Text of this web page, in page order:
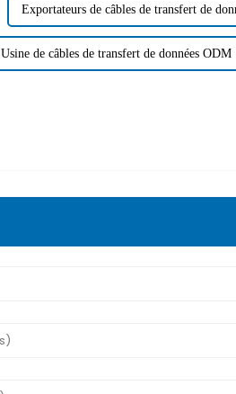
Exportateurs de câbles de transfert de
Usine de câbles de transfert de données ODM